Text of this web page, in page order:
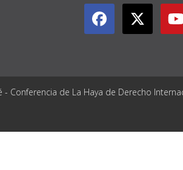
Conferencia de La Haya de Derecho